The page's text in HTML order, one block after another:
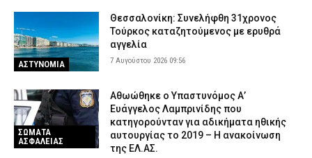
ΑΣΤΥΝΟΜΙΑ
Θεσσαλονίκη: Συνελήφθη 31χρονος
Τούρκος καταζητούμενος με ερυθρά
αγγελία
7 Αυγούστου 2026 09:56
ΣΩΜΑΤΑ
ΑΣΦΑΛΕΙΑΣ
Αθωώθηκε ο Υπαστυνόμος Α’
Ευάγγελος Λαμπρινίδης που
κατηγορούνταν για αδικήματα ηθικής
αυτουργίας το 2019 – Η ανακοίνωση
της ΕΛ.ΑΣ.